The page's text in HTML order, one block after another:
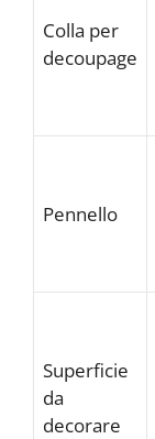
Colla per
decoupage
Pennello
Superficie
da
decorare